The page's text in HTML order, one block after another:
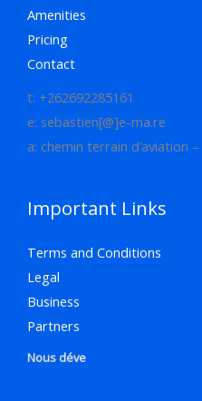
Amenities
Pricing
Contact
t: +262692285161
e: sebastien[@]e-ma.re
a: chemin terrain d’aviation
Important Links
Terms and Conditions
Legal
Business
Partners
Nous déve